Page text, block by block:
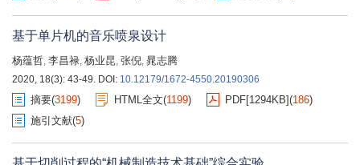
基于单片机的音乐喷泉设计
杨蕴哲, 李昌禄, 杨业昆, 张倪, 晁志腾
2020, 18(3): 43-49. DOI: 10.12179/1672-4550.20190306
摘要(3199) HTML全文(1199) PDF[1294KB](186)
施引文献(5)